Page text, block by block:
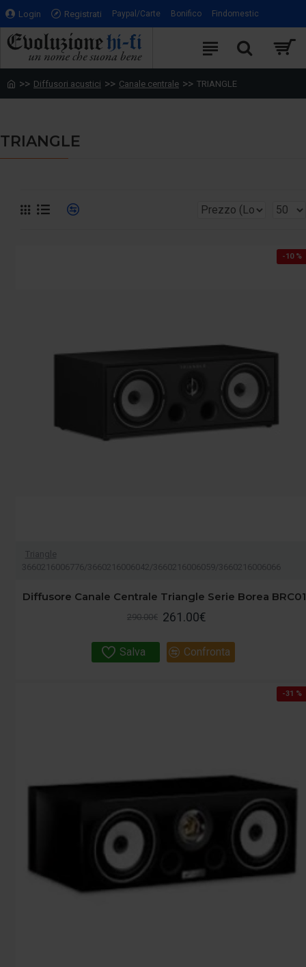
Login Registrati Paypal/Carte Bonifico Findomestic
Diffusori acustici Canale centrale TRIANGLE
TRIANGLE
-10 %
Triangle
3660216006776/3660216006042/3660216006059/3660216006066
Diffusore Canale Centrale Triangle Serie Borea BRC01
261.00€
290.00€
Salva Confronta
-31 %